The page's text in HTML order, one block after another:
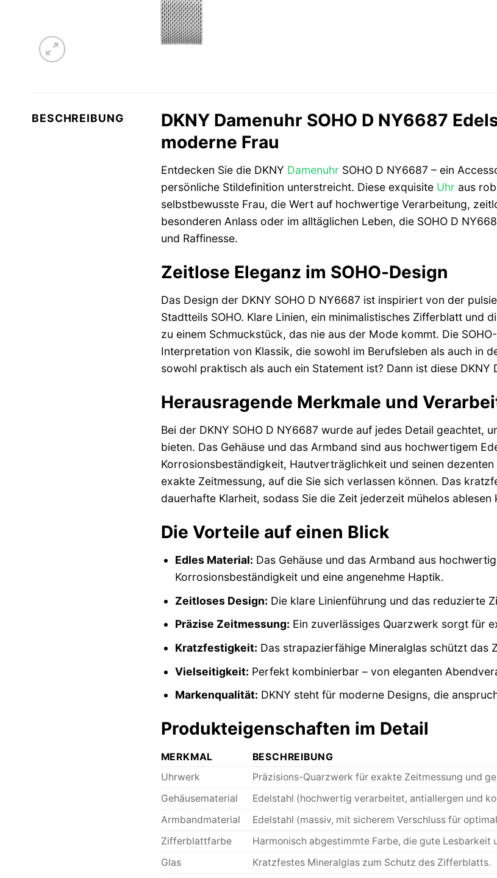
BESCHREIBUNG
DKNY Damenuhr SOHO D NY6687
moderne Frau
Entdecken Sie die DKNY DamenuhrSOHO D NY6687 – ein
persönliche Stildefinition unterstreicht. Diese exquisite Uhraus
selbstbewusste Frau, die Wert auf hochwertige Verarbeitung,
besonderen Anlass oder im alltäglichen Leben, die SOHO D
und Raffinesse.
Zeitlose Eleganz im SOHO-Design
Das Design der DKNY SOHO D NY6687 ist inspiriert von der
Stadtteils SOHO. Klare Linien, ein minimalistisches Zifferblatt und
zu einem Schmuckstück, das nie aus der Mode kommt. Die
Interpretation von Klassik, die sowohl im Berufsleben als auch in
sowohl praktisch als auch ein Statement ist? Dann ist diese DKNY
Herausragende Merkmale und
Bei der DKNY SOHO D NY6687 wurde auf jedes Detail geachtet,
bieten. Das Gehäuse und das Armband sind aus hochwertigem
Korrosionsbeständigkeit, Hautverträglichkeit und seinen
exakte Zeitmessung, auf die Sie sich verlassen können. Das
dauerhafte Klarheit, sodass Sie die Zeit jederzeit mühelos ablesen
Die Vorteile auf einen Blick
Edles Material: Das Gehäuse und das Armband aus
Korrosionsbeständigkeit und eine angenehme Haptik.
Zeitloses Design: Die klare Linienführung und das reduzierte
Präzise Zeitmessung: Ein zuverlässiges Quarzwerk sorgt für
Kratzfestigkeit: Das strapazierfähige Mineralglas schützt
Vielseitigkeit: Perfekt kombinierbar – von eleganten
Markenqualität: DKNY steht für moderne Designs, die
Produkteigenschaften im Detail
MERKMAL
BESCHREIBUNG
Uhrwerk
Präzisions-Quarzwerk für exakte Zeitmessung und
Gehäusematerial
Edelstahl (hochwertig verarbeitet, antiallergen und
Armbandmaterial
Edelstahl (massiv, mit sicherem Verschluss für
Zifferblattfarbe
Harmonisch abgestimmte Farbe, die gute
Glas
Kratzfestes Mineralglas zum Schutz des Zifferblatts.